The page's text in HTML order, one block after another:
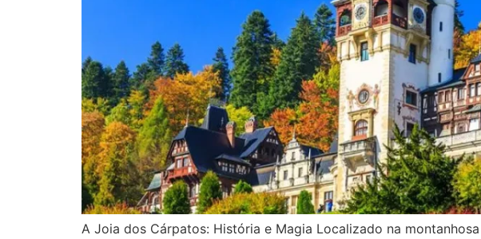
A Joia dos Cárpatos: História e Magia Localizado na